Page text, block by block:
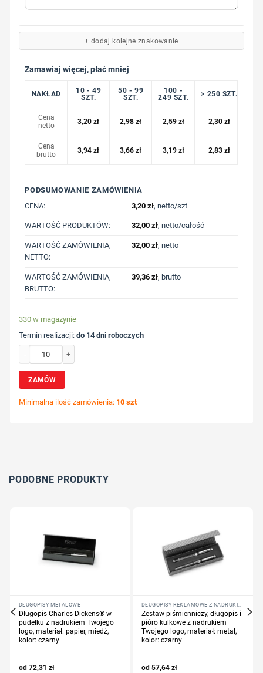
+ dodaj kolejne znakowanie
Zamawiaj więcej, płać mniej
NAKŁAD
10 - 49
SZT.
50 - 99
SZT.
100 -
249 SZT.
> 250 SZT.
Cena
netto
3,20zł 2,98zł 2,59 zł 2,30 zł
Cena
brutto
3,94zł 3,66zł 3,19 zł 2,83 zł
PODSUMOWANIE ZAMÓWIENIA
CENA:
3,20 zł, netto/szt
WARTOŚĆ PRODUKTÓW: 32,00 zł, netto/całość
WARTOŚĆ ZAMÓWIENIA,
NETTO:
32,00 zł, netto
WARTOŚĆ ZAMÓWIENIA,
BRUTTO:
39,36 zł, brutto
330 w magazynie
Termin realizacji:do 14 dni roboczych
ZAMÓW
Minimalna ilość zamówienia: 10 szt
PODOBNE PRODUKTY
DŁUGOPISY METALOWE
Długopis Charles Dickens® w
pudełku z nadrukiem Twojego
logo, materiał: papier, miedź,
kolor: czarny
72,31 zł
DŁUGOPISY REKLAMOWE Z NADRUKIEM LOGO FIRMY
Zestaw piśmienniczy, długopis i
pióro kulkowe z nadrukiem
Twojego logo, materiał: metal,
kolor: czarny
57,64 zł